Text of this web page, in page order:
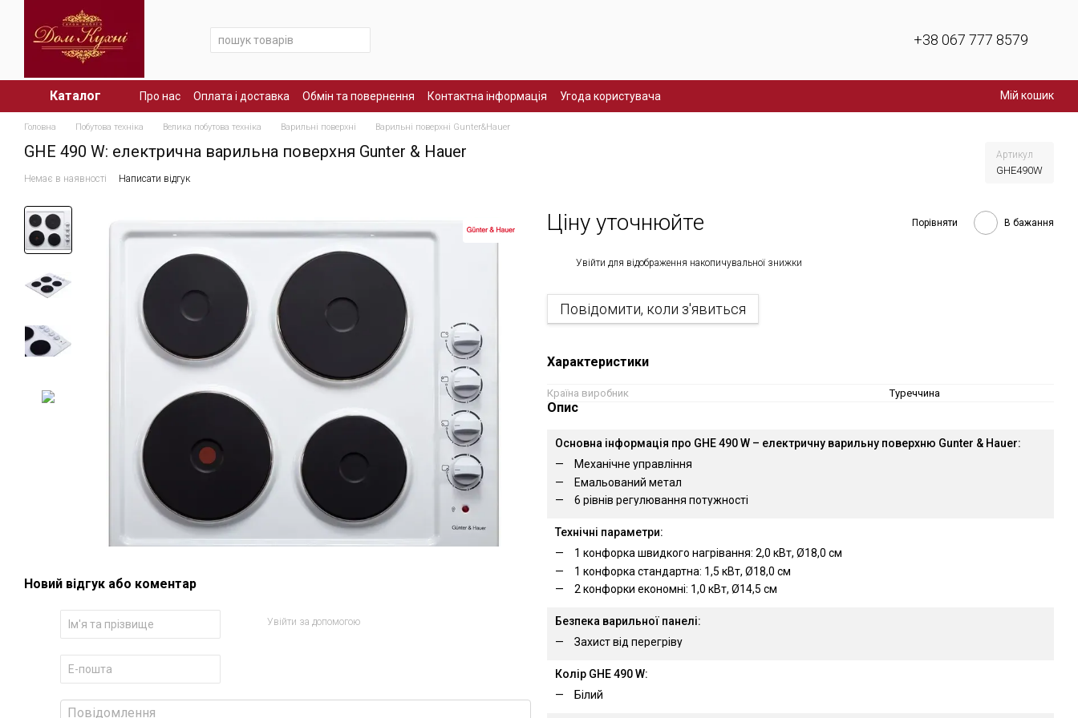
Перейти до основного контенту
+38 067 777 8579
Каталог Про нас Оплата і доставка Обмін та повернення Контактна інформація Угода користувача Мій кошик
Головна Побутова техніка Велика побутова техніка Варильні поверхні Варильні поверхні Gunter&Hauer
GHE 490 W: електрична варильна поверхня Gunter & Hauer Артикул
GHE490W
Немає в наявності Написати відгук
Новий відгук або коментар
Увійти за допомогою
Ціну уточнюйте Порівняти В бажання
Увійти для відображення накопичувальної знижки
Повідомити, коли з'явиться
Характеристики
Країна виробник Туреччина
Опис
Основна інформація про GHE 490 W – електричну варильну поверхню Gunter & Hauer:
Механічне управління
Емальований метал
6 рівнів регулювання потужності
Технічні параметри:
1 конфорка швидкого нагрівання: 2,0 кВт, Ø18,0 см
1 конфорка стандартна: 1,5 кВт, Ø18,0 см
2 конфорки економні: 1,0 кВт, Ø14,5 см
Безпека варильної панелі:
Захист від перегріву
Колір GHE 490 W:
Білий